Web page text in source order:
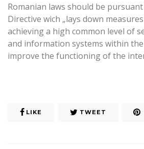
Romanian laws should be
Directive wich „lays down
achieving a high common level of
and information systems within
improve the functioning of the
LIKE TWEET